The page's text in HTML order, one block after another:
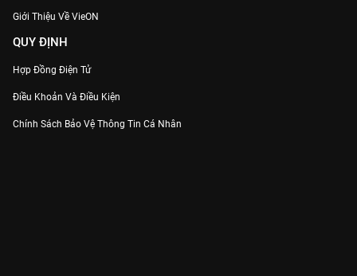
Giới Thiệu Về VieON
QUY ĐỊNH
Hợp Đồng Điện Tử
Điều Khoản Và Điều Kiện
Chính Sách Bảo Vệ Thông Tin Cá Nhân